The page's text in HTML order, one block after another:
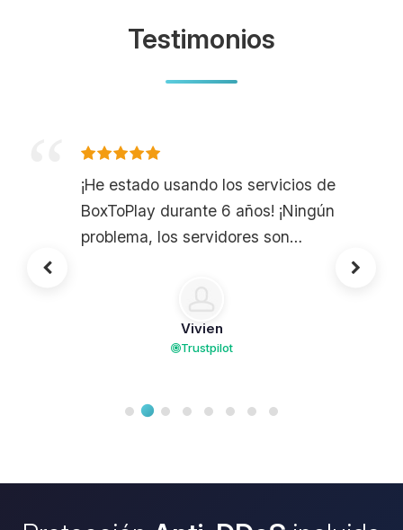
Testimonios
¡He estado usando los servicios de
BoxToPlay durante 6 años! ¡Ningún
problema, los servidores son
Vivien
Trustpilot